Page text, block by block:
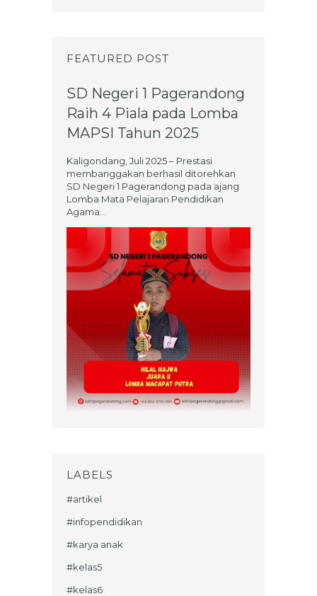
FEATURED POST
SD Negeri 1 Pagerandong
Raih 4 Piala pada Lomba
MAPSI Tahun 2025
Kaligondang, Juli 2025 – Prestasi
membanggakan berhasil ditorehkan
SD Negeri 1 Pagerandong pada ajang
Lomba Mata Pelajaran Pendidikan
Agama...
LABELS
#artikel
#infopendidikan
#karya anak
#kelas5
#kelas6